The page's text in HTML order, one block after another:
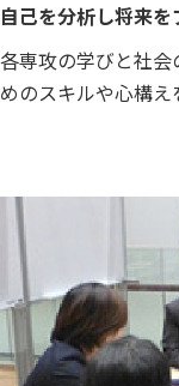
自己を分析し将来
各専攻の学びと社
めのスキルや心構え